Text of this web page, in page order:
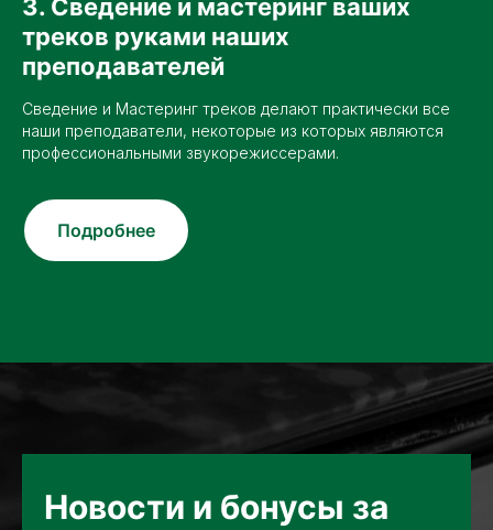
3. Сведение и мастеринг ваших
треков руками наших
преподавателей
Сведение и Мастеринг треков делают практически все
наши преподаватели, некоторые из которых являются
профессиональными звукорежиссерами.
Подробнее
Новости и бонусы за